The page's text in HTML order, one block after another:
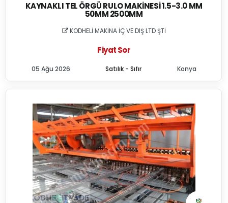
KAYNAKLI TEL ÖRGÜ RULO MAKINESI 1.5-3.0 MM
50MM 2500MM
KODHELİ MAKİNA İÇ VE DIŞ LTD ŞTİ
Fiyat Sor
Satılık - Sıfır
05 Ağu 2026 Konya